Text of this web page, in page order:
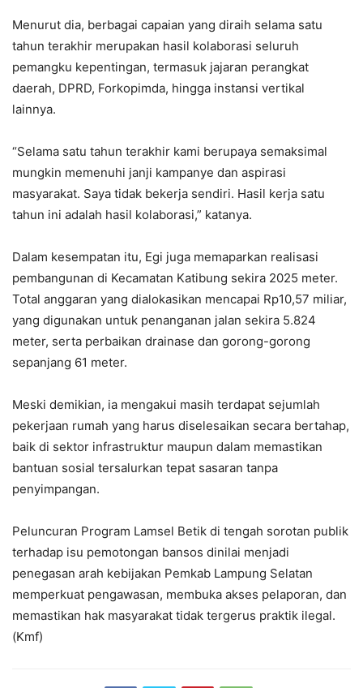
Menurut dia, berbagai capaian yang diraih selama satu
tahun terakhir merupakan hasil kolaborasi seluruh
pemangku kepentingan, termasuk jajaran perangkat
daerah, DPRD, Forkopimda, hingga instansi vertikal
lainnya.
“Selama satu tahun terakhir kami berupaya semaksimal
mungkin memenuhi janji kampanye dan aspirasi
masyarakat. Saya tidak bekerja sendiri. Hasil kerja satu
tahun ini adalah hasil kolaborasi,” katanya.
Dalam kesempatan itu, Egi juga memaparkan realisasi
pembangunan di Kecamatan Katibung sekira 2025 meter.
Total anggaran yang dialokasikan mencapai Rp10,57 miliar,
yang digunakan untuk penanganan jalan sekira 5.824
meter, serta perbaikan drainase dan gorong-gorong
sepanjang 61 meter.
Meski demikian, ia mengakui masih terdapat sejumlah
pekerjaan rumah yang harus diselesaikan secara bertahap,
baik di sektor infrastruktur maupun dalam memastikan
bantuan sosial tersalurkan tepat sasaran tanpa
penyimpangan.
Peluncuran Program Lamsel Betik di tengah sorotan publik
terhadap isu pemotongan bansos dinilai menjadi
penegasan arah kebijakan Pemkab Lampung Selatan
memperkuat pengawasan, membuka akses pelaporan, dan
memastikan hak masyarakat tidak tergerus praktik ilegal.
(Kmf)